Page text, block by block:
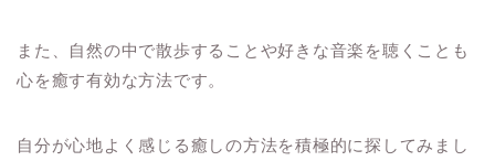
また、自然の中で散歩することや好きな音楽を聴くことも
心を癒す有効な方法です。
自分が心地よく感じる癒しの方法を積極的に探してみまし